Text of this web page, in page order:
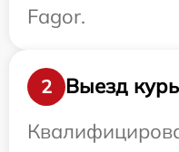
Fagor.
2
Выезд